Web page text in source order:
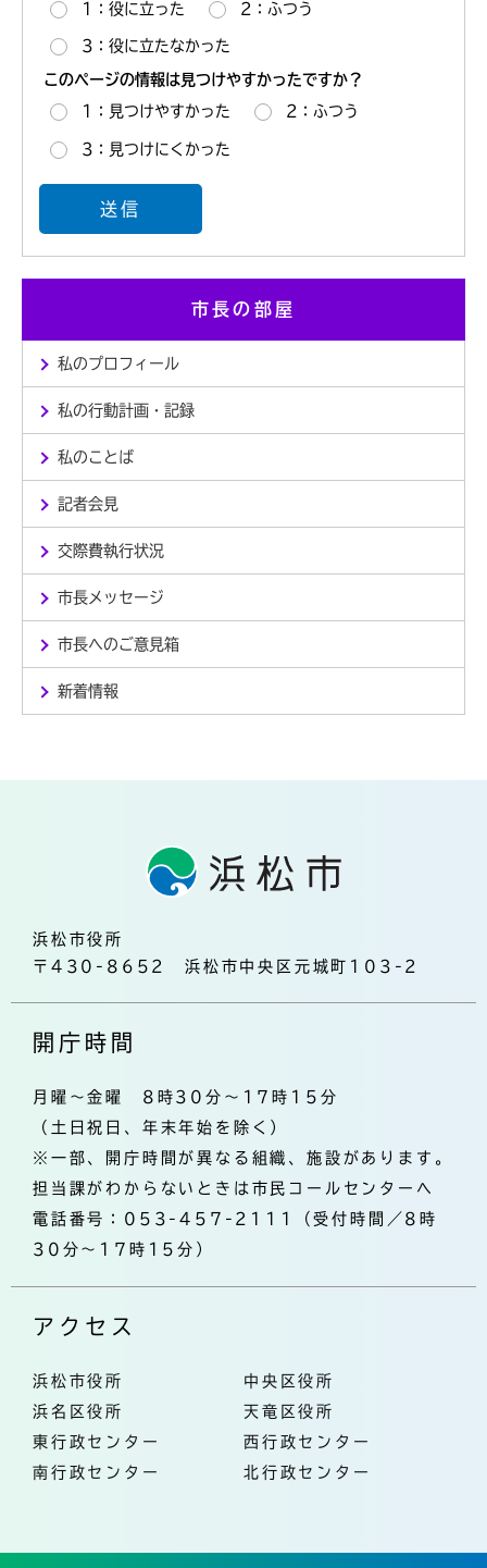
市長の部屋
私のプロフィール
私の行動計画・記録
私のことば
記者会見
交際費執行状況
市長メッセージ
市長へのご意見箱
新着情報
1：役に立った 2：ふつう
3：役に立たなかった
このページの情報は見つけやすかったですか？
1：見つけやすかった 2：ふつう
3：見つけにくかった
浜松市役所
〒430-8652 浜松市中央区元城町103-2
開庁時間
月曜～金曜 8時30分～17時15分
（土日祝日、年末年始を除く）
※一部、開庁時間が異なる組織、施設があります。
担当課がわからないときは市民コールセンターへ
電話番号：053-457-2111（受付時間／8時
30分～17時15分）
アクセス
浜松市役所
中央区役所
浜名区役所
天竜区役所
東行政センター
西行政センター
南行政センター
北行政センター